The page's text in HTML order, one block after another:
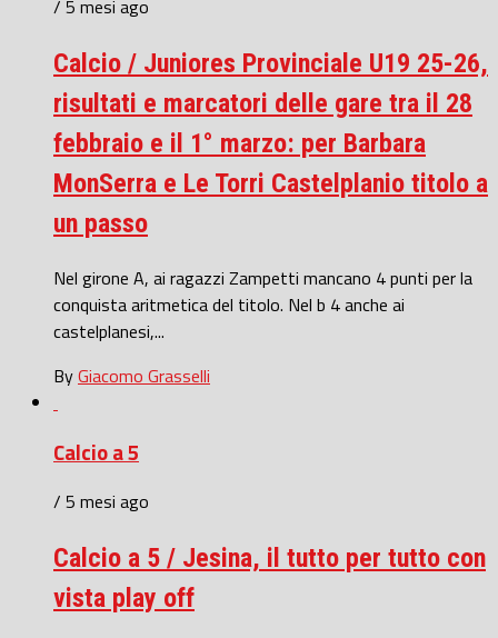
/ 5 mesi ago
Calcio / Juniores Provinciale U19 25-26,
risultati e marcatori delle gare tra il 28
febbraio e il 1° marzo: per Barbara
MonSerra e Le Torri Castelplanio titolo a
un passo
Nel girone A, ai ragazzi Zampetti mancano 4 punti per la
conquista aritmetica del titolo. Nel b 4 anche ai
castelplanesi,...
ByGiacomo Grasselli
Calcio a 5
/ 5 mesi ago
Calcio a 5 / Jesina, il tutto per tutto con
vista play off